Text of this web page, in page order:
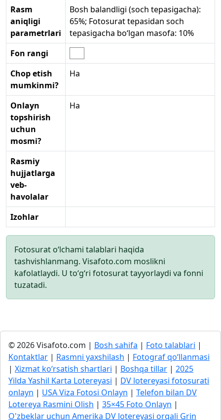
Rasm
aniqligi
parametrlari
Bosh balandligi (soch tepasigacha):
65%; Fotosurat tepasidan soch
tepasigacha bo‘lgan masofa: 10%
Fon rangi
Chop etish
mumkinmi?
Ha
Onlayn
topshirish
uchun
mosmi?
Ha
Rasmiy
hujjatlarga
veb-
havolalar
Izohlar
Fotosurat o‘lchami talablari haqida
tashvishlanmang. Visafoto.com moslikni
kafolatlaydi. U to‘g‘ri fotosurat tayyorlaydi va fonni
tuzatadi.
© 2026 Visafoto.com | Bosh sahifa | Foto talablari |
Kontaktlar | Rasmni yaxshilash | Fotograf qo‘llanmasi
| Xizmat ko‘rsatish shartlari | Boshqa tillar | 2025
Yilda Yashil Karta Lotereyasi | DV lotereyasi fotosurati
onlayn | USA Viza Fotosi Onlayn | Telefon bilan DV
Lotereya Rasmini Olish | 35×45 Foto Onlayn |
O'zbeklar uchun Amerika DV lotereyasi orqali Grin